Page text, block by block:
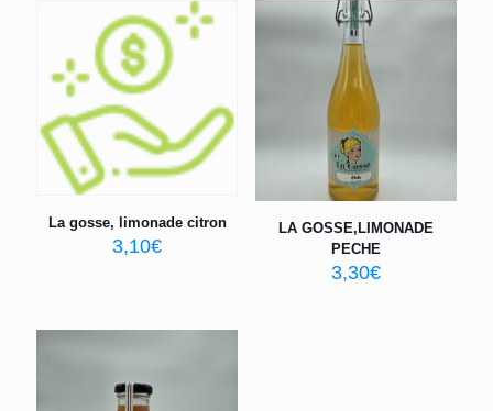
La gosse, limonade citron
3,10€
LA GOSSE,LIMONADE
PECHE
3,30€